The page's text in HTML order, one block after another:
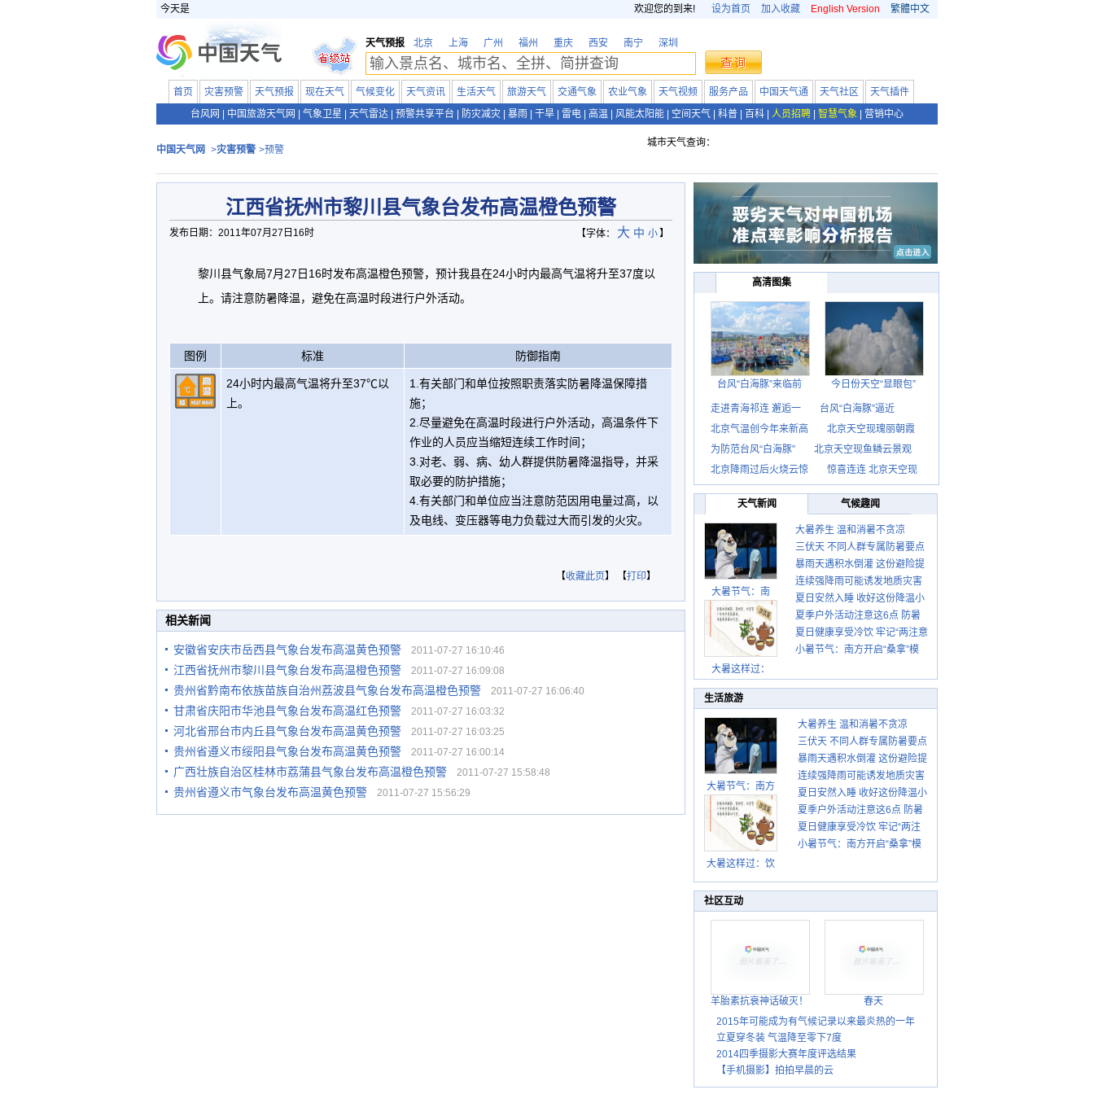
今天是 欢迎您的到来! 设为首页 加入收藏 English Version 繁體中文
天气预报 北京 上海 广州 福州 重庆 西安 南宁 深圳
首页 灾害预警 天气预报 现在天气 气候变化 天气资讯 生活天气 旅游天气 交通气象 农业气象 天气视频 服务产品 中国天气通 天气社区
天气插件
台风网
中国旅游天气网 气象卫星 天气雷达 预警共享平台 防灾减灾 暴雨 干旱 雷电 高温 风能太阳能 空间天气 科普 百科 人员招聘 智慧气象 营销中心
中国天气网 >灾害预警 >预警
城市天气查询：
江西省抚州市黎川县气象台发布高温橙色预警
发布日期：2011年07月27日16时 【字体： 大 中 小】
黎川县气象局7月27日16时发布高温橙色预警，预计我县在24小时内最高气温将升至37度以
上。请注意防暑降温，避免在高温时段进行户外活动。
图例 标准 防御指南
24小时内最高气温将升至37℃以
上。
1.有关部门和单位按照职责落实防暑降温保障措
施；
2.尽量避免在高温时段进行户外活动，高温条件下
作业的人员应当缩短连续工作时间；
3.对老、弱、病、幼人群提供防暑降温指导，并采
取必要的防护措施；
4.有关部门和单位应当注意防范因用电量过高，以
及电线、变压器等电力负载过大而引发的火灾。
【收藏此页】 【打印】
相关新闻
安徽省安庆市岳西县气象台发布高温黄色预警 2011-07-27 16:10:46
江西省抚州市黎川县气象台发布高温橙色预警 2011-07-27 16:09:08
贵州省黔南布依族苗族自治州荔波县气象台发布高温橙色预警 2011-07-27 16:06:40
甘肃省庆阳市华池县气象台发布高温红色预警 2011-07-27 16:03:32
河北省邢台市内丘县气象台发布高温黄色预警 2011-07-27 16:03:25
贵州省遵义市绥阳县气象台发布高温黄色预警 2011-07-27 16:00:14
广西壮族自治区桂林市荔蒲县气象台发布高温橙色预警 2011-07-27 15:58:48
贵州省遵义市气象台发布高温黄色预警 2011-07-27 15:56:29
高清图集
台风“白海豚”来临前 今日份天空“显眼包”
走进青海祁连 邂逅一
台风“白海豚”逼近
北京气温创今年来新高
北京天空现瑰丽朝霞
为防范台风“白海豚”
北京天空现鱼鳞云景观
北京降雨过后火烧云惊
惊喜连连 北京天空现
天气新闻 气候趣闻
大暑节气：南
大暑这样过：
大暑养生 温和消暑不贪凉
三伏天 不同人群专属防暑要点
请收好
暴雨天遇积水倒灌 这份避险提
示请收好
连续强降雨可能诱发地质灾害
这些前兆要知道
夏日安然入睡 收好这份降温小
贴士
夏季户外活动注意这6点 防暑
健身两不误
夏日健康享受冷饮 牢记“两注意
一控制”
小暑节气：南方开启“桑拿”模
生活旅游
大暑节气：南方
暑热盛行防伏旱
北方雨季陆续开
启
大暑这样过：饮
湿热保健康
大暑养生 温和消暑不贪凉
三伏天 不同人群专属防暑要点
请收好
暴雨天遇积水倒灌 这份避险提
示请收好
连续强降雨可能诱发地质灾害
这些前兆要知道
夏日安然入睡 收好这份降温小
贴士
夏季户外活动注意这6点 防暑
健身两不误
夏日健康享受冷饮 牢记“两注
意一控制”
小暑节气：南方开启“桑拿”模
社区互动
羊胎素抗衰神话破灭！
春天
2015年可能成为有气候记录以来最炎热的一年
立夏穿冬装 气温降至零下7度
2014四季摄影大赛年度评选结果
【手机摄影】拍拍早晨的云